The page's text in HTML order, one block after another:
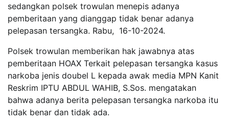
sedangkan polsek trowulan menepis adanya
pemberitaan yang dianggap tidak benar adanya
pelepasan tersangka. Rabu, 16-10-2024.
Polsek trowulan memberikan hak jawabnya atas
pemberitaan HOAX Terkait pelepasan tersangka kasus
narkoba jenis doubel L kepada awak media MPN Kanit
Reskrim IPTU ABDUL WAHIB, S.Sos. mengatakan
bahwa adanya berita pelepasan tersangka narkoba itu
tidak benar dan tidak ada.